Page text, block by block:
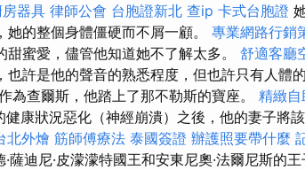
房器具 律師公會 台胞證新北 查ip 卡式台胞證
的整個身體僵硬而不屑一顧。 專業網路行銷
甜蜜愛，儘管他知道她不了解太多。 舒適客廳
也許是他的聲音的熟悉程度，但也許只有人體
為查爾斯，他踏上了那不勒斯的寶座。 精緻自
健康狀況惡化（神經崩潰）之後，他的妻子將
北外燴 筋師傅療法 泰國簽證 辦護照要帶什麼
·薩迪尼·皮濛濛特國王和安東尼奧·法爾尼斯的